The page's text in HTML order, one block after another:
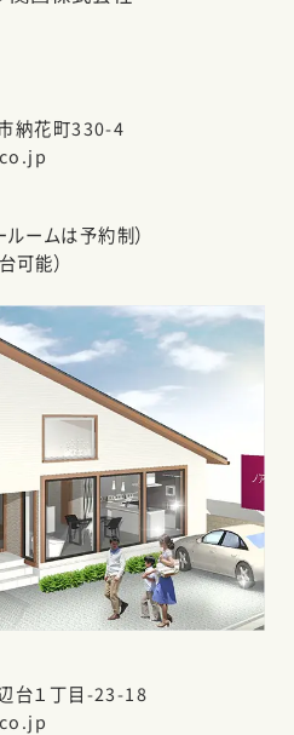
納花町330-4
ルームは予約制）
可能）
台１丁目-23-18